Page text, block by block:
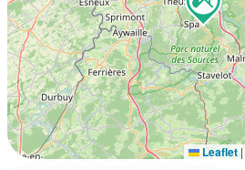
Leaflet |